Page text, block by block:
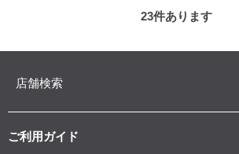
23件あります
店舗検索
ご利用ガイド